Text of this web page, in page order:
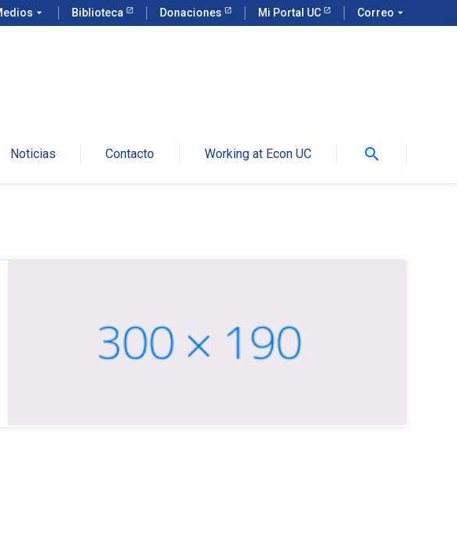
arrow_drop_down Biblioteca Donaciones Mi Portal UC Correo arrow_drop_down
Noticias Contacto Working at Econ UC search